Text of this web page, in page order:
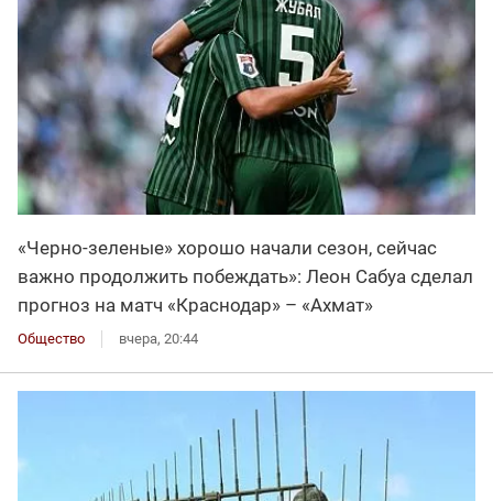
«Черно-зеленые» хорошо начали сезон, сейчас
важно продолжить побеждать»: Леон Сабуа сделал
прогноз на матч «Краснодар» – «Ахмат»
Общество вчера, 20:44